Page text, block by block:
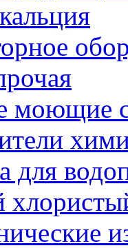
моющие
для